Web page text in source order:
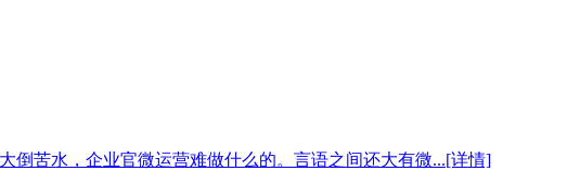
倒苦水，企业官微运营难做什么的。言语之间还大有微...[详情]